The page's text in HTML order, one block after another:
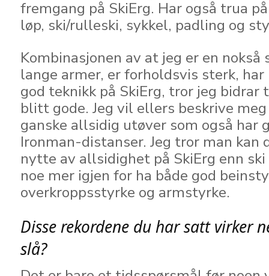
fremgang på SkiErg. Har også trua
løp, ski/rulleski, sykkel, padling og
Kombinasjonen av at jeg er en
lange armer, er forholdsvis sterk,
god teknikk på SkiErg, tror jeg
blitt gode. Jeg vil ellers beskrive
ganske allsidig utøver som også har
Ironman-distanser. Jeg tror man kan
nytte av allsidighet på SkiErg enn
noe mer igjen for ha både god
overkroppsstyrke og armstyrke.
Disse rekordene du har satt virker
slå?